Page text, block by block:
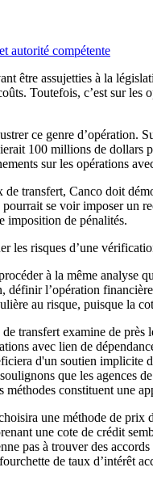
autorité compétente
être assujetties à la
Toutefois, c’est sur
ce genre d’opération.
100 millions de
sur les opérations
transfert, Canco doit
se voir imposer un
imposition de pénalités.
les risques d’une
à la même analyse
l’opération
au risque, puisque la
transfert examine de
avec lien de
d'un soutien implicite
que les agences
constituent une
une méthode de prix
une cote de crédit
pas à trouver des
de taux d’intérêt